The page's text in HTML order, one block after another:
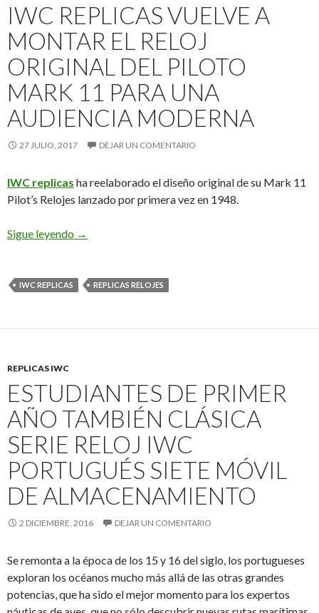
IWC REPLICAS VUELVE A
MONTAR EL RELOJ
ORIGINAL DEL PILOTO
MARK 11 PARA UNA
AUDIENCIA MODERNA
27 JULIO, 2017 DEJAR UN COMENTARIO
IWC replicas ha reelaborado el diseño original de su Mark 11
Pilot’s Relojes lanzado por primera vez en 1948.
Sigue leyendo IWC replicas vuelve a montar el reloj original del
→
IWC REPLICAS REPLICAS RELOJES
REPLICAS IWC
ESTUDIANTES DE PRIMER
AÑO TAMBIÉN CLÁSICA
SERIE RELOJ IWC
PORTUGUÉS SIETE MÓVIL
DE ALMACENAMIENTO
2 DICIEMBRE, 2016 DEJAR UN COMENTARIO
Se remonta a la época de los 15 y 16 del siglo, los portugueses
exploran los océanos mucho más allá de las otras grandes
potencias, que ha sido el mejor momento para los expertos